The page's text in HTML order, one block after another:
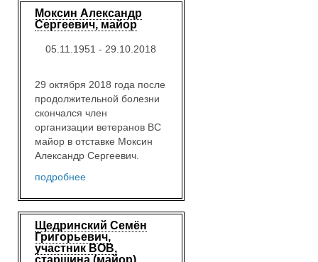
Моксин Александр
Сергеевич, майор
05.11.1951 - 29.10.2018
29 октября 2018 года после
продолжительной болезни
скончался член
организации ветеранов ВС
майор в отставке Моксин
Александр Сергеевич.
подробнее
Щедринский Семён
Григорьевич,
участник ВОВ,